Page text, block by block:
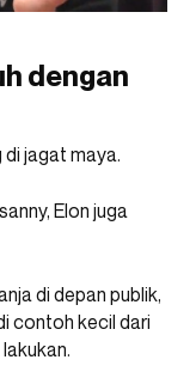
dengan
jagat maya.
Elon juga
di depan publik,
contoh kecil dari